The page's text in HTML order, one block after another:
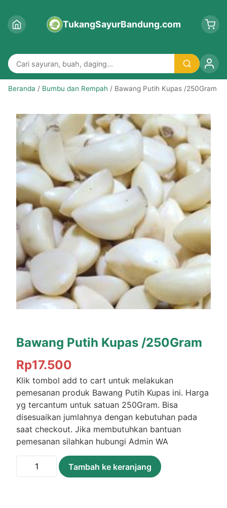
TukangSayurBandung.com
Beranda / Bumbu dan Rempah / Bawang Putih Kupas /250Gram
Bawang Putih Kupas /250Gram
Rp17.500
Klik tombol add to cart untuk melakukan
pemesanan produk Bawang Putih Kupas ini. Harga
yg tercantum untuk satuan 250Gram. Bisa
disesuaikan jumlahnya dengan kebutuhan pada
saat checkout. Jika membutuhkan bantuan
pemesanan silahkan hubungi Admin WA
Kuantitas
Bawang
Tambah ke keranjang